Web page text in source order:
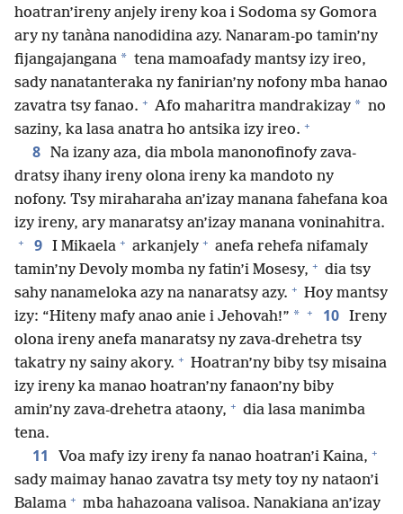
hoatran’ireny anjely ireny koa i Sodoma sy Gomora
ary ny tanàna nanodidina azy. Nanaram-po tamin’ny
fijangajangana * tena mamoafady mantsy izy ireo,
sady nanatanteraka ny fanirian’ny nofony mba hanao
zavatra tsy fanao. + Afo maharitra mandrakizay * no
saziny, ka lasa anatra ho antsika izy ireo. +
8 Na izany aza, dia mbola manonofinofy zava-
dratsy ihany ireny olona ireny ka mandoto ny
nofony. Tsy miraharaha an’izay manana fahefana koa
izy ireny, ary manaratsy an’izay manana voninahitra.
+ 9 I Mikaela + arkanjely + anefa rehefa nifamaly
tamin’ny Devoly momba ny fatin’i Mosesy, + dia tsy
sahy nanameloka azy na nanaratsy azy. + Hoy mantsy
izy: “Hiteny mafy anao anie i Jehovah!” * + 10 Ireny
olona ireny anefa manaratsy ny zava-drehetra tsy
takatry ny sainy akory. + Hoatran’ny biby tsy misaina
izy ireny ka manao hoatran’ny fanaon’ny biby
amin’ny zava-drehetra ataony, + dia lasa manimba
tena.
11 Voa mafy izy ireny fa nanao hoatran’i Kaina, +
sady maimay hanao zavatra tsy mety toy ny nataon’i
Balama + mba hahazoana valisoa. Nanakiana an’izay